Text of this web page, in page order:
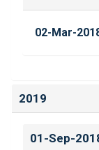
02-Mar-
2019
01-Sep-